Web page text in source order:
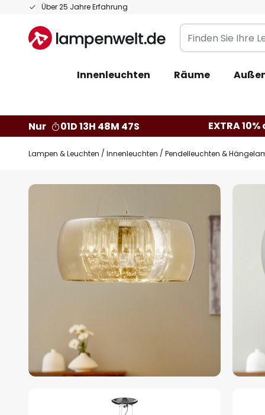
Über 25 Jahre Erfahrung
Zum
springen
Finden
Sie
Leuchte...
Innenleuchten Räume
Nur
01D 13H 48M 46S EXTRA
Lampen & Leuchten Innenleuchten Pendelleuchten &
Zum
Bildgalerie